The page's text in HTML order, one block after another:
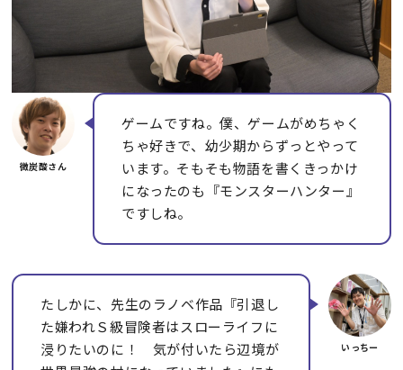
ゲームですね。僕、ゲームがめちゃく
ちゃ好きで、幼少期からずっとやって
います。そもそも物語を書くきっかけ
になったのも『モンスターハンター』
ですしね。
たしかに、先生のラノベ作品『引退し
た嫌われＳ級冒険者はスローライフに
浸りたいのに！ 気が付いたら辺境が